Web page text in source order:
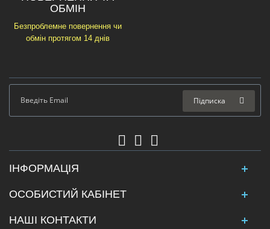
ОБМІН
Безпроблемне повернення чи
обмін протягом 14 днів
Підписка
ІНФОРМАЦІЯ
ОСОБИСТИЙ КАБІНЕТ
НАШІ КОНТАКТИ